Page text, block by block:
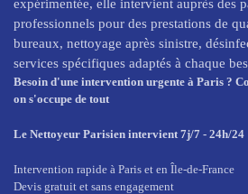
expérimentée, elle intervient auprès des
professionnels pour des prestations de
bureaux, nettoyage après sinistre,
services spécifiques adaptés à chaque
Besoin d'une intervention urgente à Paris ?
on s'occupe de tout
Le Nettoyeur Parisien intervient 7j/7 - 24h/24
Intervention rapide à Paris et en Île-de-France
Devis gratuit et sans engagement